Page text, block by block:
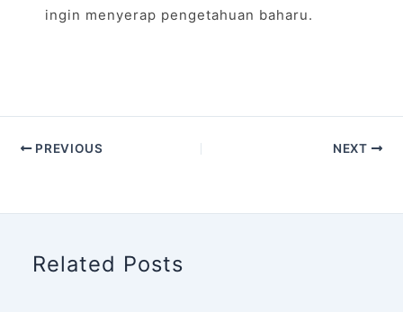
ingin menyerap pengetahuan baharu.
PREVIOUS NEXT
Related Posts